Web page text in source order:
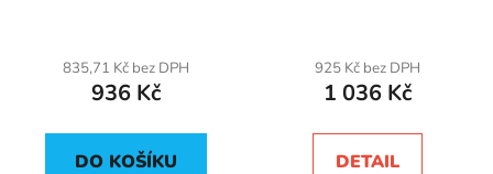
835,71 Kč bez DPH
936 Kč
DO KOŠÍKU
925 Kč bez DPH
1 036 Kč
DETAIL